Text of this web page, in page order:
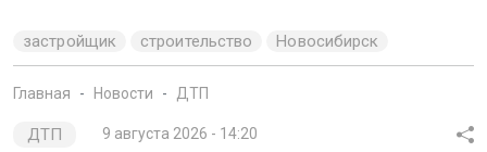
застройщик строительство Новосибирск
Главная Новости ДТП
ДТП 9 августа 2026 - 14:20